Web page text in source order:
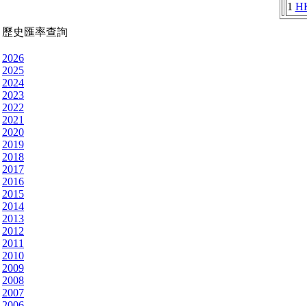
歷史匯率查詢
2026
2025
2024
2023
2022
2021
2020
2019
2018
2017
2016
2015
2014
2013
2012
2011
2010
2009
2008
2007
1